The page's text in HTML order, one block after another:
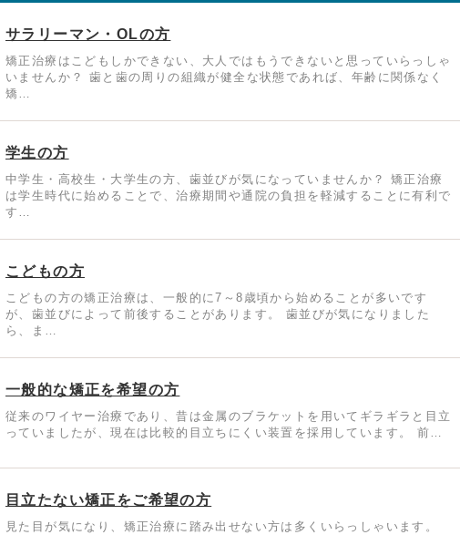
サラリーマン・OLの方
矯正治療はこどもしかできない、大人ではもうできないと思っていらっしゃ
いませんか？ 歯と歯の周りの組織が健全な状態であれば、年齢に関係なく
矯…
学生の方
中学生・高校生・大学生の方、歯並びが気になっていませんか？ 矯正治療
は学生時代に始めることで、治療期間や通院の負担を軽減することに有利で
す…
こどもの方
こどもの方の矯正治療は、一般的に7～8歳頃から始めることが多いです
が、歯並びによって前後することがあります。 歯並びが気になりました
ら、ま…
一般的な矯正を希望の方
従来のワイヤー治療であり、昔は金属のブラケットを用いてギラギラと目立
っていましたが、現在は比較的目立ちにくい装置を採用しています。 前…
目立たない矯正をご希望の方
見た目が気になり、矯正治療に踏み出せない方は多くいらっしゃいます。